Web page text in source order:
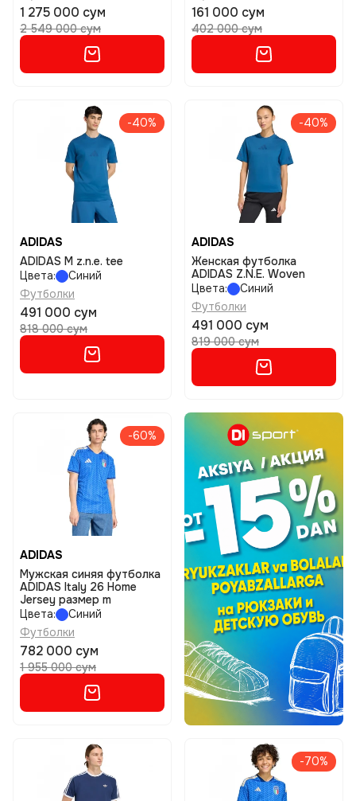
1 275 000 сум
2 549 000 сум
161 000 сум
402 000 сум
-40%
ADIDAS
ADIDAS M z.n.e. tee
Цвета:
Синий
Футболки
491 000 сум
818 000 сум
-40%
ADIDAS
Женская футболка
ADIDAS Z.N.E. Woven
Цвета:
Синий
Футболки
491 000 сум
819 000 сум
-60%
ADIDAS
Мужская синяя футболка
ADIDAS Italy 26 Home
Jersey размер m
Цвета:
Синий
Футболки
782 000 сум
1 955 000 сум
-70%